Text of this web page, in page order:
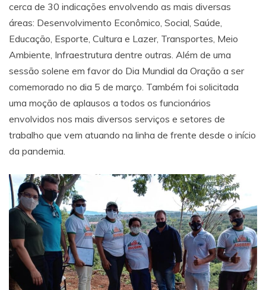
cerca de 30 indicações envolvendo as mais diversas
áreas: Desenvolvimento Econômico, Social, Saúde,
Educação, Esporte, Cultura e Lazer, Transportes, Meio
Ambiente, Infraestrutura dentre outras. Além de uma
sessão solene em favor do Dia Mundial da Oração a ser
comemorado no dia 5 de março. Também foi solicitada
uma moção de aplausos a todos os funcionários
envolvidos nos mais diversos serviços e setores de
trabalho que vem atuando na linha de frente desde o início
da pandemia.